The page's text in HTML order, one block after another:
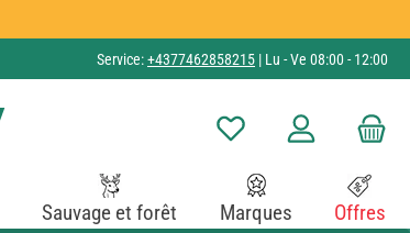
Service:+4377462858215 | Lu - Ve 08:00 - 12:00
Vous avez 0 articles dans
Sauvage et forêt Marques Offres